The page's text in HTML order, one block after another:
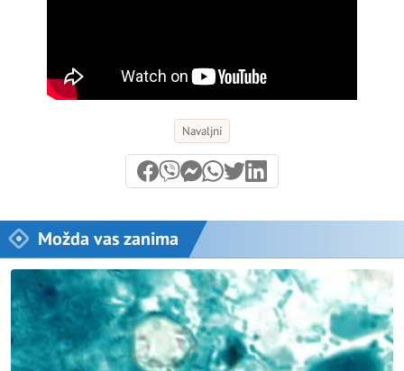
Navaljni
Možda vas zanima